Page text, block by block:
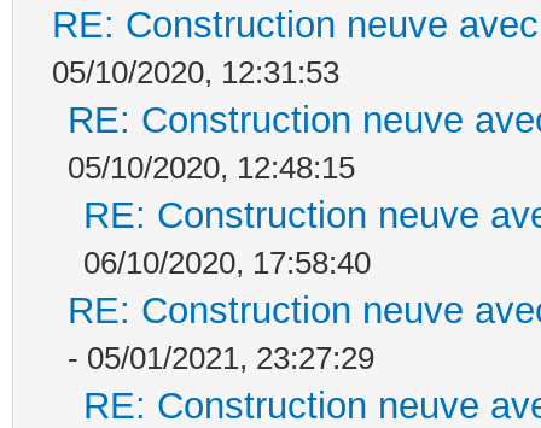
RE: Construction neuve
05/10/2020, 12:31:53
RE: Construction neuve
05/10/2020, 12:48:15
RE: Construction neuve
06/10/2020, 17:58:40
RE: Construction neuve
- 05/01/2021, 23:27:29
RE: Construction neuve